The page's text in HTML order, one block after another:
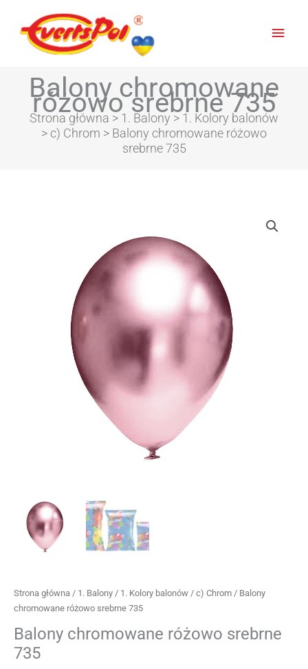
Balony chromowane
różowo srebrne 735
Strona główna > 1. Balony > 1. Kolory balonów
> c) Chrom > Balony chromowane różowo
srebrne 735
Strona główna / 1. Balony / 1. Kolory balonów / c) Chrom / Balony
chromowane różowo srebrne 735
Balony chromowane różowo srebrne
735
od
15,92zł
do